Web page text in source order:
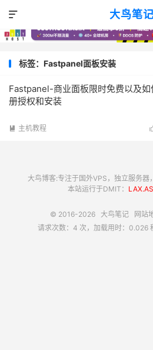
大鸟笔记

标签：Fastpanel面板安装
Fastpanel-商业面板限时免费以及如
册授权和安装
 主机教程
大鸟博客:专注于国外VPS，独立服务
本站运行于DMIT：
© 2016-2026 大鸟笔记 网站
请求次数：4 次，加载用时：0.026